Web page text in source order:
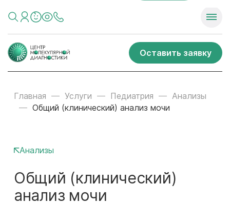
Оставить заявку
Главная Услуги Педиатрия
Анализы
Общий (клинический) анализ мочи
Анализы
Общий (клинический)
анализ мочи